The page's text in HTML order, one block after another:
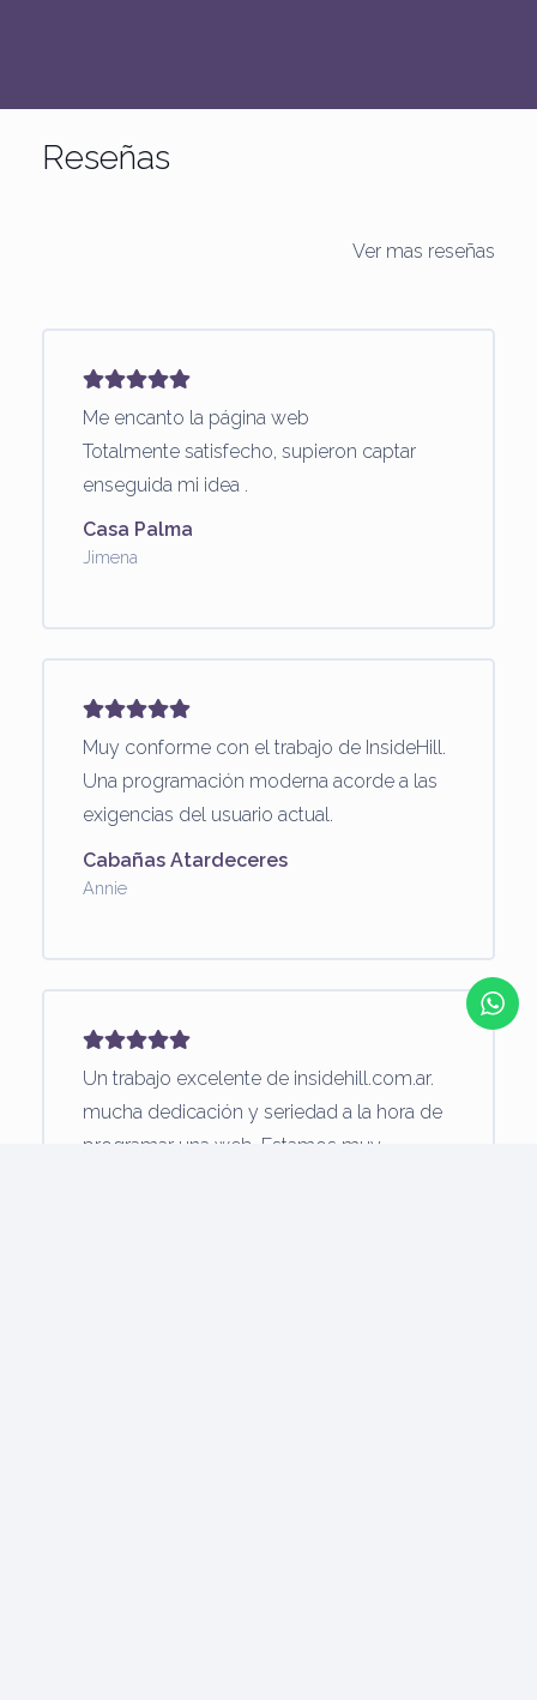
Reseñas
Ver mas reseñas
Me encanto la página web
Totalmente satisfecho, supieron captar
enseguida mi idea .
Casa Palma
Jimena
Muy conforme con el trabajo de InsideHill.
Una programación moderna acorde a las
exigencias del usuario actual.
Cabañas Atardeceres
Annie
Un trabajo excelente de insidehill.com.ar.
mucha dedicación y seriedad a la hora de
programar una web. Estamos muy